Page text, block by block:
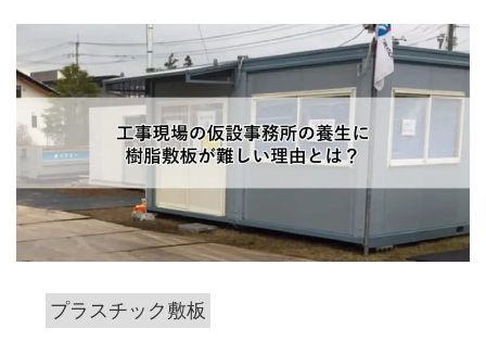
プラスチック敷板